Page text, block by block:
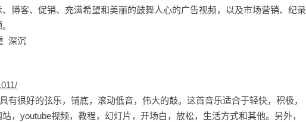
博客、促销、充满希望和美丽的鼓舞人心的广告视频，以及市场营销、纪录
深沉
有很好的弦乐，铺底，滚动低音，伟大的鼓。这首音乐适合于轻快，积极，
，youtube视频，教程，幻灯片，开场白，放松，生活方式和其他。另外，